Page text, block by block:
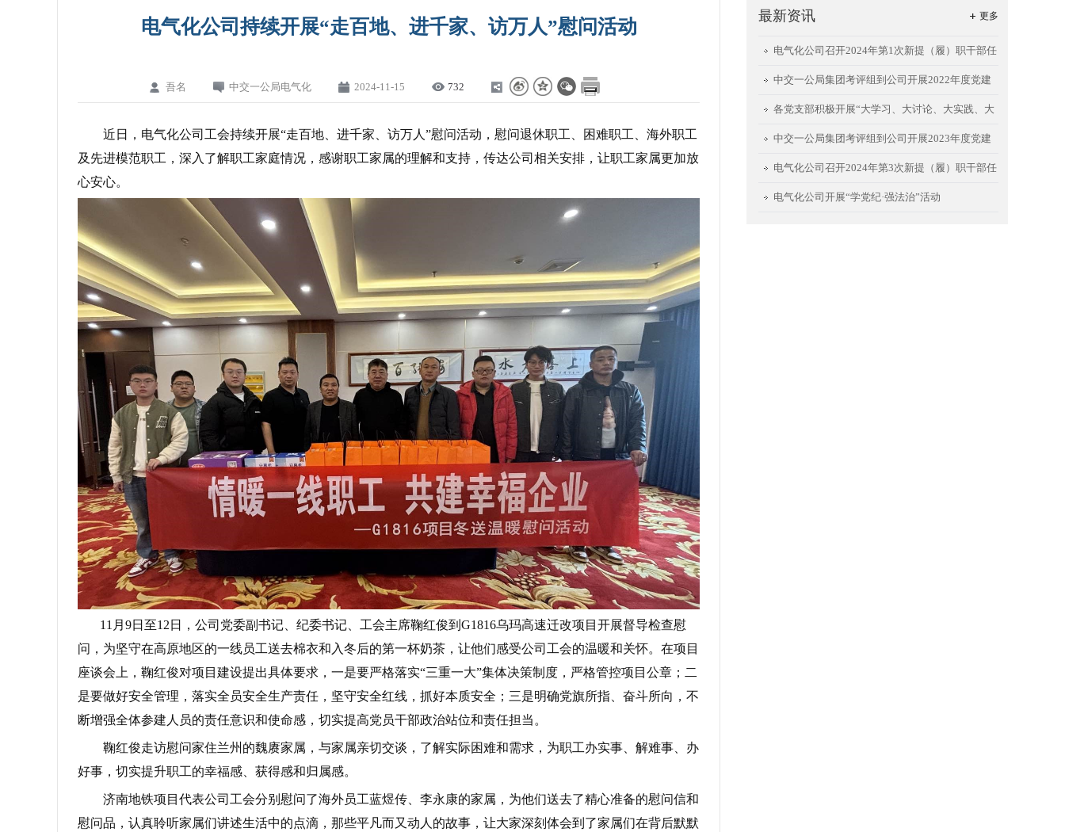
电气化公司持续开展“走百地、进千家、访万人”慰问活动
吾名 中交一公局电气化 2024-11-15 732
近日，电气化公司工会持续开展“走百地、进千家、访万人”慰问活动，慰问退休职工、困难职工、海外职工
及先进模范职工，深入了解职工家庭情况，感谢职工家属的理解和支持，传达公司相关安排，让职工家属更加放
心安心。
11月9日至12日，公司党委副书记、纪委书记、工会主席鞠红俊到G1816乌玛高速迁改项目开展督导检查慰
问，为坚守在高原地区的一线员工送去棉衣和入冬后的第一杯奶茶，让他们感受公司工会的温暖和关怀。在项目
座谈会上，鞠红俊对项目建设提出具体要求，一是要严格落实“三重一大”集体决策制度，严格管控项目公章；二
是要做好安全管理，落实全员安全生产责任，坚守安全红线，抓好本质安全；三是明确党旗所指、奋斗所向，不
断增强全体参建人员的责任意识和使命感，切实提高党员干部政治站位和责任担当。
鞠红俊走访慰问家住兰州的魏赓家属，与家属亲切交谈，了解实际困难和需求，为职工办实事、解难事、办
好事，切实提升职工的幸福感、获得感和归属感。
济南地铁项目代表公司工会分别慰问了海外员工蓝煜传、李永康的家属，为他们送去了精心准备的慰问信和
慰问品，认真聆听家属们讲述生活中的点滴，那些平凡而又动人的故事，让大家深刻体会到了家属们在背后默默
更多
最新资讯
电气化公司召开2024年第1次新提（履）职干部任
前集体谈话会
中交一公局集团考评组到公司开展2022年度党建
工作责任制考评
各党支部积极开展“大学习、大讨论、大实践、大
提升”回头看暨能力建设活动②
中交一公局集团考评组到公司开展2023年度党建
工作责任制考评
电气化公司召开2024年第3次新提（履）职干部任
前集体谈话会
电气化公司开展“学党纪·强法治”活动